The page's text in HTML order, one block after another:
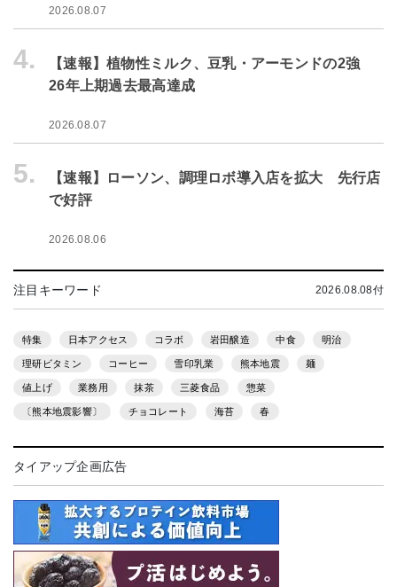
2026.08.07
4.
【速報】植物性ミルク、豆乳・アーモンドの2強
26年上期過去最高達成
2026.08.07
5.
【速報】ローソン、調理ロボ導入店を拡大 先行店
で好評
2026.08.06
注目キーワード 2026.08.08付
特集 日本アクセス コラボ 岩田醸造 中食 明治
理研ビタミン コーヒー 雪印乳業 熊本地震 麺
値上げ 業務用 抹茶 三菱食品 惣菜
〔熊本地震影響〕 チョコレート 海苔 春
タイアップ企画広告